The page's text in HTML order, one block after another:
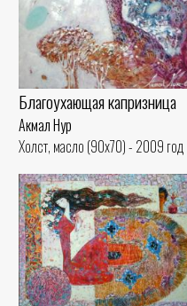
Благоухающая капризница
Акмал Нур
Холст, масло (90x70) - 2009 год